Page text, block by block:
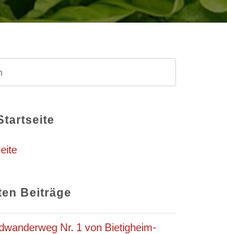
Escape
Beiträge
Nr. 1 von Bietigheim-